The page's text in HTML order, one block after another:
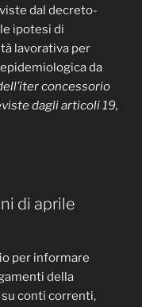
dal decreto-
ipotesi di
lavorativa per
da
concessorio
dagli articoli 19,
di aprile
per informare
della
conti correnti,